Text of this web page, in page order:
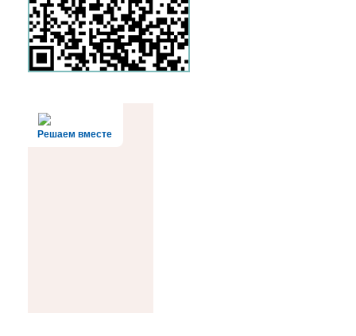
Решаем вместе